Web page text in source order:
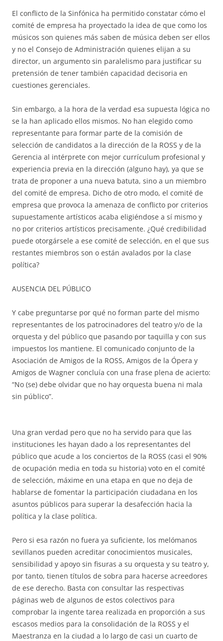
El conflicto de la Sinfónica ha permitido constatar cómo el
comité de empresa ha proyectado la idea de que como los
músicos son quienes más saben de música deben ser ellos
y no el Consejo de Administración quienes elijan a su
director, un argumento sin paralelismo para justificar su
pretensión de tener también capacidad decisoria en
cuestiones gerenciales.
Sin embargo, a la hora de la verdad esa supuesta lógica no
se la han aplicado ellos mismos. No han elegido como
representante para formar parte de la comisión de
selección de candidatos a la dirección de la ROSS y de la
Gerencia al intérprete con mejor currículum profesional y
experiencia previa en la dirección (alguno hay), ya que se
trata de proponer a una nueva batuta, sino a un miembro
del comité de empresa. Dicho de otro modo, el comité de
empresa que provoca la amenaza de conflicto por criterios
supuestamente artísticos acaba eligiéndose a sí mismo y
no por criterios artísticos precisamente. ¿Qué credibilidad
puede otorgársele a ese comité de selección, en el que sus
restantes miembros son o están avalados por la clase
política?
AUSENCIA DEL PÚBLICO
Y cabe preguntarse por qué no forman parte del mismo
representantes de los patrocinadores del teatro y/o de la
orquesta y del público que pasando por taquilla y con sus
impuestos los mantiene. El comunicado conjunto de la
Asociación de Amigos de la ROSS, Amigos de la Ópera y
Amigos de Wagner concluía con una frase plena de acierto:
“No (se) debe olvidar que no hay orquesta buena ni mala
sin público”.
Una gran verdad pero que no ha servido para que las
instituciones les hayan dado a los representantes del
público que acude a los conciertos de la ROSS (casi el 90%
de ocupación media en toda su historia) voto en el comité
de selección, máxime en una etapa en que no deja de
hablarse de fomentar la participación ciudadana en los
asuntos públicos para superar la desafección hacia la
política y la clase política.
Pero si esa razón no fuera ya suficiente, los melómanos
sevillanos pueden acreditar conocimientos musicales,
sensibilidad y apoyo sin fisuras a su orquesta y su teatro y,
por tanto, tienen títulos de sobra para hacerse acreedores
de ese derecho. Basta con consultar las respectivas
páginas web de algunos de estos colectivos para
comprobar la ingente tarea realizada en proporción a sus
escasos medios para la consolidación de la ROSS y el
Maestranza en la ciudad a lo largo de casi un cuarto de